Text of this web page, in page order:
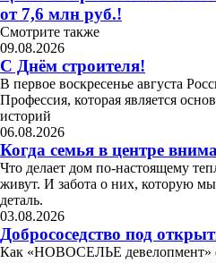
от 7,6 млн руб.!
Смотрите также
09.08.2026
С Днём строителя!
В первое воскресенье августа
Профессия, которая является
историй
06.08.2026
Когда семья в центре
Что делает дом по-настоящему
живут. И забота о них, которую
деталь.
03.08.2026
Добрососедство под
Как «НОВОСЕЛЬЕ девелопмент»